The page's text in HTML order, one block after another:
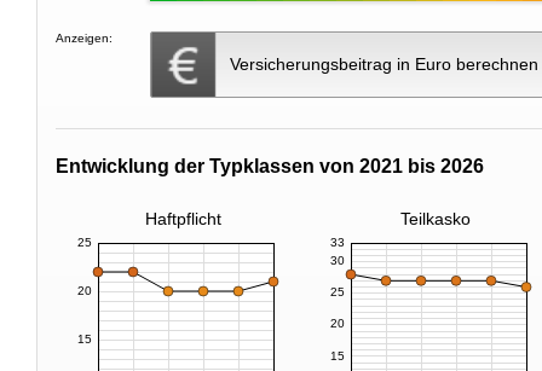
Anzeigen:
Versicherungsbeitrag in Euro berechnen
Entwicklung der Typklassen von 2021 bis 2026
Haftpflicht Teilkasko
15
20
25
15
20
25
30
33